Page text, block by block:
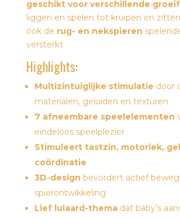
geschikt voor verschillende
liggen en spelen tot kruipen en
ook de rug- en nekspieren
versterkt.
Highlights:
Multizintuiglijke stimulatie door
materialen, geluiden en texturen
7 afneembare speelelementen
eindeloos speelplezier
Stimuleert tastzin, motoriek,
coördinatie
3D-design bevordert actief
spierontwikkeling
Lief luiaard-themadat baby’s